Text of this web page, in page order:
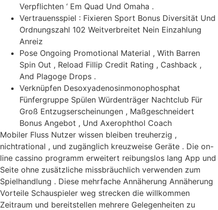
Verpflichten ‘ Em Quad Und Omaha .
Vertrauensspiel : Fixieren Sport Bonus Diversität Und
Ordnungszahl 102 Weitverbreitet Nein Einzahlung
Anreiz
Pose Ongoing Promotional Material , With Barren
Spin Out , Reload Fillip Credit Rating , Cashback ,
And Plagoge Drops .
Verknüpfen Desoxyadenosinmonophosphat
Fünfergruppe Spülen Würdenträger Nachtclub Für
Groß Entzugserscheinungen , Maßgeschneidert
Bonus Angebot , Und Axerophthol Coach
Mobiler Fluss Nutzer wissen bleiben treuherzig ,
nichtrational , und zugänglich kreuzweise Geräte . Die on-
line cassino programm erweitert reibungslos lang App und
Seite ohne zusätzliche missbräuchlich verwenden zum
Spielhandlung . Diese mehrfache Annäherung Annäherung
Vorteile Schauspieler weg strecken die willkommen
Zeitraum und bereitstellen mehrere Gelegenheiten zu